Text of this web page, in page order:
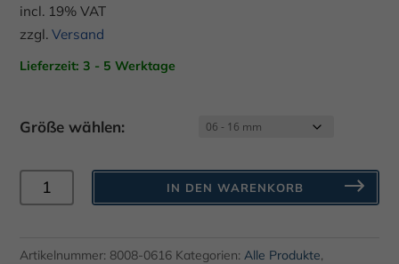
incl. 19% VAT
zzgl.Versand
Lieferzeit: 3 - 5 Werktage
Größe wählen:
Schlauchschellen
Cohline
Menge
IN DEN WARENKORB
Artikelnummer: 8008-0616 Kategorien:Alle Produkte,